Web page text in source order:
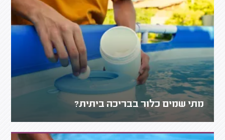
מתי שמים כלור בבריכה ביתית?